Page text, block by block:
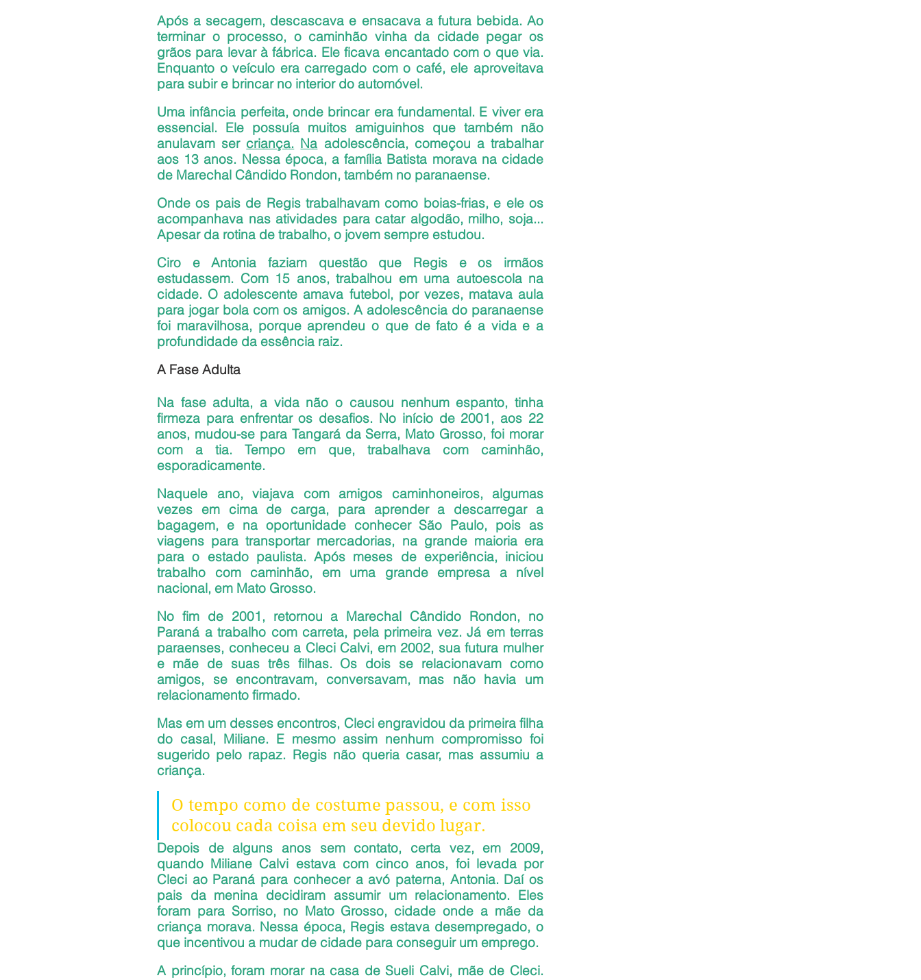
Após a secagem, descascava e ensacava a futura bebida. Ao
terminar o processo, o caminhão vinha da cidade pegar os
grãos para levar à fábrica. Ele ficava encantado com o que via.
Enquanto o veículo era carregado com o café, ele aproveitava
para subir e brincar no interior do automóvel.
Uma infância perfeita, onde brincar era fundamental. E viver era
essencial. Ele possuía muitos amiguinhos que também não
anulavam ser criança. Na adolescência, começou a trabalhar
aos 13 anos. Nessa época, a família Batista morava na cidade
de Marechal Cândido Rondon, também no paranaense.
Onde os pais de Regis trabalhavam como boias-frias, e ele os
acompanhava nas atividades para catar algodão, milho, soja...
Apesar da rotina de trabalho, o jovem sempre estudou.
Ciro e Antonia faziam questão que Regis e os irmãos
estudassem. Com 15 anos, trabalhou em uma autoescola na
cidade. O adolescente amava futebol, por vezes, matava aula
para jogar bola com os amigos. A adolescência do paranaense
foi maravilhosa, porque aprendeu o que de fato é a vida e a
profundidade da essência raiz.
A Fase Adulta
Na fase adulta, a vida não o causou nenhum espanto, tinha
firmeza para enfrentar os desafios. No início de 2001, aos 22
anos, mudou-se para Tangará da Serra, Mato Grosso, foi morar
com a tia. Tempo em que, trabalhava com caminhão,
esporadicamente.
Naquele ano, viajava com amigos caminhoneiros, algumas
vezes em cima de carga, para aprender a descarregar a
bagagem, e na oportunidade conhecer São Paulo, pois as
viagens para transportar mercadorias, na grande maioria era
para o estado paulista. Após meses de experiência, iniciou
trabalho com caminhão, em uma grande empresa a nível
nacional, em Mato Grosso.
No fim de 2001, retornou a Marechal Cândido Rondon, no
Paraná a trabalho com carreta, pela primeira vez. Já em terras
paraenses, conheceu a Cleci Calvi, em 2002, sua futura mulher
e mãe de suas três filhas. Os dois se relacionavam como
amigos, se encontravam, conversavam, mas não havia um
relacionamento firmado.
Mas em um desses encontros, Cleci engravidou da primeira filha
do casal, Miliane. E mesmo assim nenhum compromisso foi
sugerido pelo rapaz. Regis não queria casar, mas assumiu a
criança.
O tempo como de costume passou, e com isso
colocou cada coisa em seu devido lugar.
Depois de alguns anos sem contato, certa vez, em 2009,
quando Miliane Calvi estava com cinco anos, foi levada por
Cleci ao Paraná para conhecer a avó paterna, Antonia. Daí os
pais da menina decidiram assumir um relacionamento. Eles
foram para Sorriso, no Mato Grosso, cidade onde a mãe da
criança morava. Nessa época, Regis estava desempregado, o
que incentivou a mudar de cidade para conseguir um emprego.
A princípio, foram morar na casa de Sueli Calvi, mãe de Cleci.